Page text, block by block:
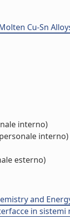
Cu-Sn
interno)
interno)
esterno)
and
in sistemi